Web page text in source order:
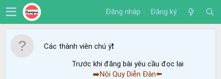
Đăng nhập Đăng ký
Các thành viên chú ý❗️
Trước khi đăng bài yêu cầu đọc lại
➡️Nội Quy Diễn Đàn⬅️